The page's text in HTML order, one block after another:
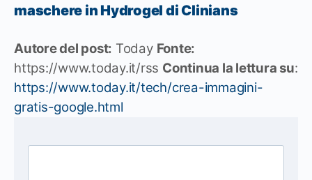
maschere in Hydrogel di Clinians
Autore del post: Today Fonte:
https://www.today.it/rss Continua la lettura su:
https://www.today.it/tech/crea-immagini-
gratis-google.html